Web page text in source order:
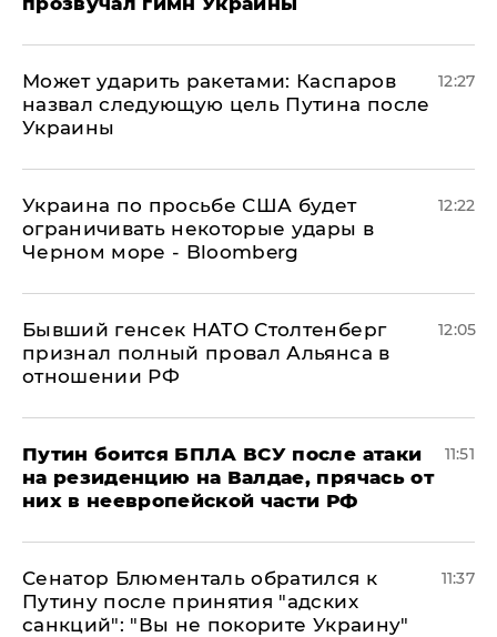
Может ударить ракетами: Каспаров
назвал следующую цель Путина после
Украины
12:27
Украина по просьбе США будет
ограничивать некоторые удары в
Черном море - Bloomberg
12:22
Бывший генсек НАТО Столтенберг
признал полный провал Альянса в
отношении РФ
12:05
Путин боится БПЛА ВСУ после атаки
на резиденцию на Валдае, прячась от
них в неевропейской части РФ
11:51
Сенатор Блюменталь обратился к
Путину после принятия "адских
санкций": "Вы не покорите Украину"
11:37